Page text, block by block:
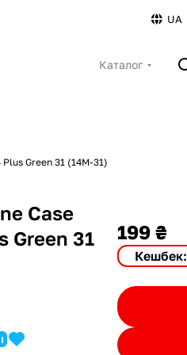
UA
Каталог
Green 31 (14M-31)
Case
Green 31
199 ₴
Кешбек: